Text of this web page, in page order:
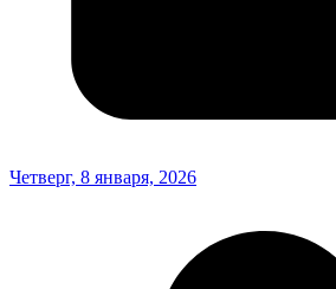
Четверг, 8 января, 2026